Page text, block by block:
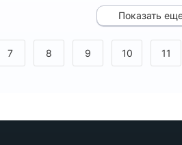
Показать
7 8 9 10 11